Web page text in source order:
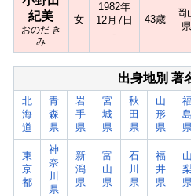
紀美
おのだ き
み
女
1982年
12月7日
-
43歳
岡
県
出身地別 著
北
海
道
青
森
県
岩
手
県
宮
城
県
秋
田
県
山
形
県
島
東
京
都
神
奈
川
県
新
潟
県
富
山
県
石
川
県
福
井
県
山